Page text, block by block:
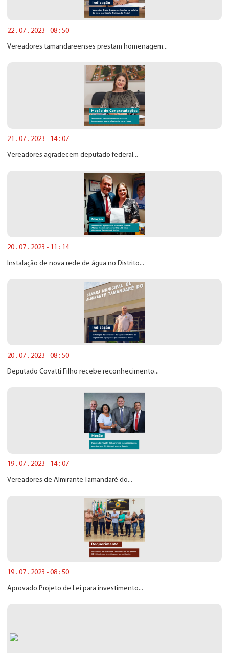
22 . 07 . 2023 - 08 : 50
Vereadores tamandareenses prestam homenagem...
21 . 07 . 2023 - 14 : 07
Vereadores agradecem deputado federal...
20 . 07 . 2023 - 11 : 14
Instalação de nova rede de água no Distrito...
20 . 07 . 2023 - 08 : 50
Deputado Covatti Filho recebe reconhecimento...
19 . 07 . 2023 - 14 : 07
Vereadores de Almirante Tamandaré do...
19 . 07 . 2023 - 08 : 50
Aprovado Projeto de Lei para investimento...